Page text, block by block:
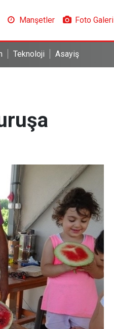
Manşetler Foto Galeri
Teknoloji Asayiş